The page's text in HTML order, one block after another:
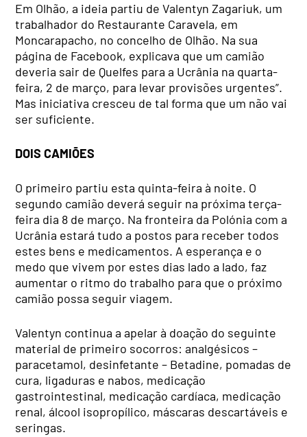
Em Olhão, a ideia partiu de Valentyn Zagariuk, um
trabalhador do Restaurante Caravela, em
Moncarapacho, no concelho de Olhão. Na sua
página de Facebook, explicava que um camião
deveria sair de Quelfes para a Ucrânia na quarta-
feira, 2 de março, para levar provisões urgentes”.
Mas iniciativa cresceu de tal forma que um não vai
ser suficiente.
DOIS CAMIÕES
O primeiro partiu esta quinta-feira à noite. O
segundo camião deverá seguir na próxima terça-
feira dia 8 de março. Na fronteira da Polónia com a
Ucrânia estará tudo a postos para receber todos
estes bens e medicamentos. A esperança e o
medo que vivem por estes dias lado a lado, faz
aumentar o ritmo do trabalho para que o próximo
camião possa seguir viagem.
Valentyn continua a apelar à doação do seguinte
material de primeiro socorros: analgésicos –
paracetamol, desinfetante – Betadine, pomadas de
cura, ligaduras e nabos, medicação
gastrointestinal, medicação cardíaca, medicação
renal, álcool isopropílico, máscaras descartáveis e
seringas.